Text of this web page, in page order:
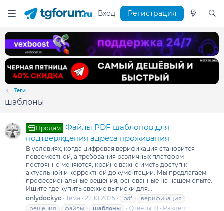
Вход Регистрация
Теги
шаблоны
Продам
Файлы PDF шаблонов для
подтверждения адреса проживания
В условиях, когда цифровая верификация становится
повсеместной, а требования различных платформ
постоянно меняются, крайне важно иметь доступ к
актуальной и корректной документации. Мы предлагаем
профессиональные решения, основанные на нашем опыте.
Ищите где купить свежие выписки для...
onlydockyc Тема 22.10.2025 pdf
верификация
решения
файлы шаблоны Ответы: 0
Раздел: